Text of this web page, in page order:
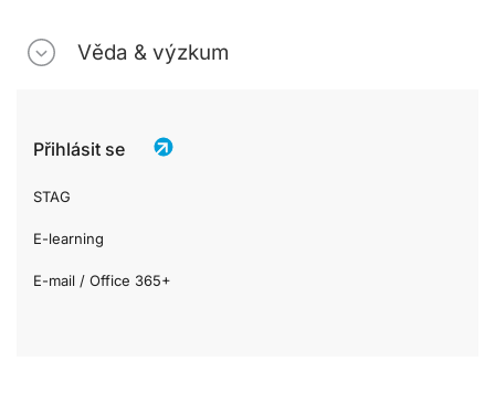
Věda & výzkum
Přihlásit se
STAG
E-learning
E-mail / Office 365+